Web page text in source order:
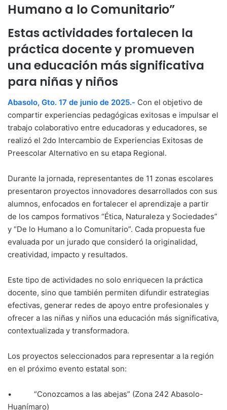
Humano a lo Comunitario”
Estas actividades fortalecen la
práctica docente y promueven
una educación más significativa
para niñas y niños
Abasolo, Gto. 17 de junio de 2025.- Con el objetivo de
compartir experiencias pedagógicas exitosas e impulsar el
trabajo colaborativo entre educadoras y educadores, se
realizó el 2do Intercambio de Experiencias Exitosas de
Preescolar Alternativo en su etapa Regional.
Durante la jornada, representantes de 11 zonas escolares
presentaron proyectos innovadores desarrollados con sus
alumnos, enfocados en fortalecer el aprendizaje a partir
de los campos formativos “Ética, Naturaleza y Sociedades”
y “De lo Humano a lo Comunitario”. Cada propuesta fue
evaluada por un jurado que consideró la originalidad,
creatividad, impacto y resultados.
Este tipo de actividades no solo enriquecen la práctica
docente, sino que también permiten difundir estrategias
efectivas, generar redes de apoyo entre profesionales y
ofrecer a las niñas y niños una educación más significativa,
contextualizada y transformadora.
Los proyectos seleccionados para representar a la región
en el próximo evento estatal son:
• “Conozcamos a las abejas” (Zona 242 Abasolo-
Huanímaro)